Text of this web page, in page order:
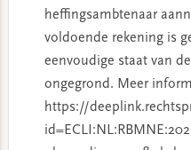
heffingsambtenaar
voldoende rekening is
eenvoudige staat van
ongegrond. Meer
https://